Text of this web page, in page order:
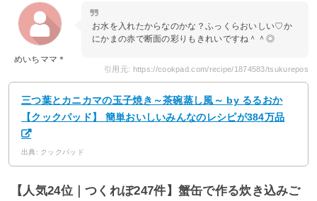
めいちママ＊
お水を入れたからなのかな？ふっくらおいしい♡か
にかまの赤で断面の彩りもきれいですね＾＾◎
引用元: https://cookpad.com/recipe/1874583/tsukurepos
三つ葉とカニカマの玉子焼き～茶碗蒸し風～ by るるおか
【クックパッド】 簡単おいしいみんなのレシピが384万品
出典: クックパッド
【人気24位｜つくれぽ247件】蟹缶で作る炊き込みご